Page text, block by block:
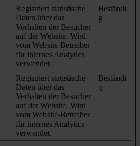
Registriert statistische
Daten über das
Verhalten der Besucher
auf der Website. Wird
vom Website-Betreiber
für internes Analytics
verwendet.
Beständi
g
Registriert statistische
Daten über das
Verhalten der Besucher
auf der Website. Wird
vom Website-Betreiber
für internes Analytics
verwendet.
Beständi
g